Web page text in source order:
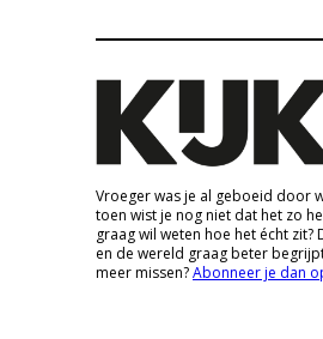
Vroeger was je al geboeid door
toen wist je nog niet dat het zo
graag wil weten hoe het écht
en de wereld graag beter
meer missen?Abonneer je dan